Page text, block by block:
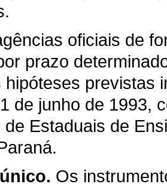
oficiais de
prazo
hipóteses previstas
de junho de 1993,
de Estaduais de
Os